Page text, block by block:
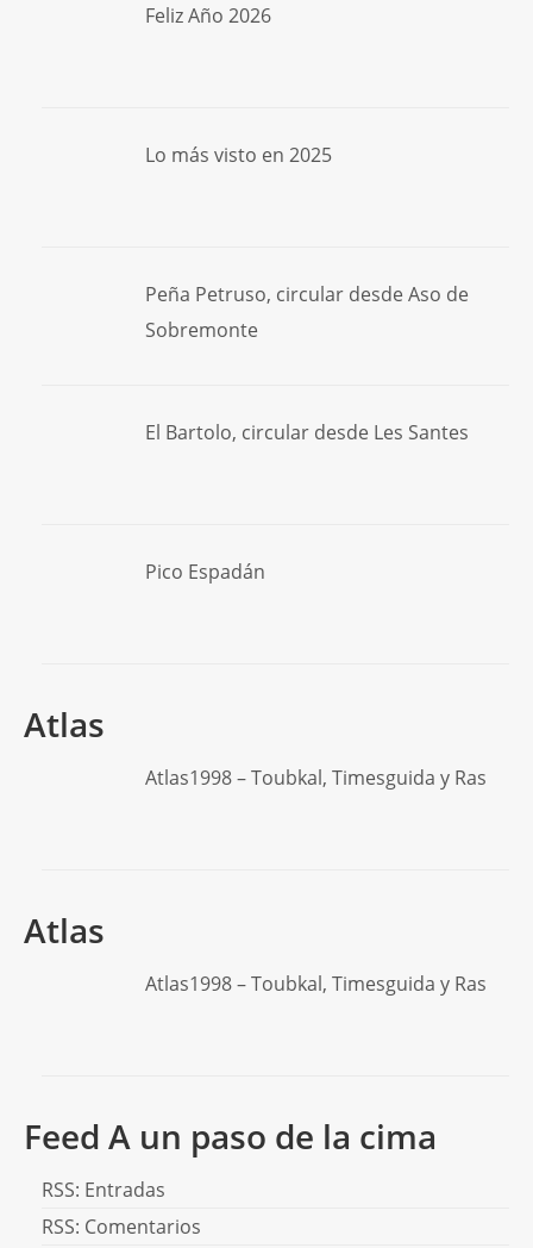
Feliz Año 2026
Lo más visto en 2025
Peña Petruso, circular desde Aso de
Sobremonte
El Bartolo, circular desde Les Santes
Pico Espadán
Atlas
Atlas1998 – Toubkal, Timesguida y Ras
Atlas
Atlas1998 – Toubkal, Timesguida y Ras
Feed A un paso de la cima
RSS: Entradas
RSS: Comentarios